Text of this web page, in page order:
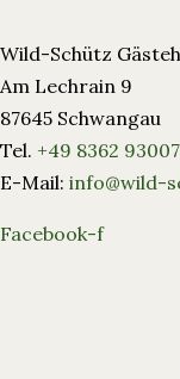
Wild-Schütz
Am Lechrain 9
87645 Schwangau
Tel. +49 8362
E-Mail: info@wild-
Facebook-f